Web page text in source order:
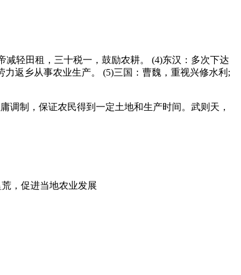
轻田租，三十税一，鼓励农耕。 (4)东汉：多次下达
返乡从事农业生产。 (5)三国：曹魏，重视兴修水利;
调制，保证农民得到一定土地和生产时间。武则天，
，促进当地农业发展